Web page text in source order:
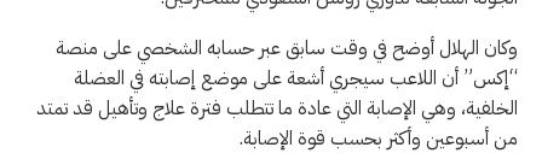
وكان الهلال أوضح في وقت سابق عبر حسابه الشخصي على منصة
“إكس” أن اللاعب سيجري أشعة على موضع إصابته في العضلة
الخلفية، وهي الإصابة التي عادة ما تتطلب فترة علاج وتأهيل قد تمتد
من أسبوعين وأكثر بحسب قوة الإصابة.